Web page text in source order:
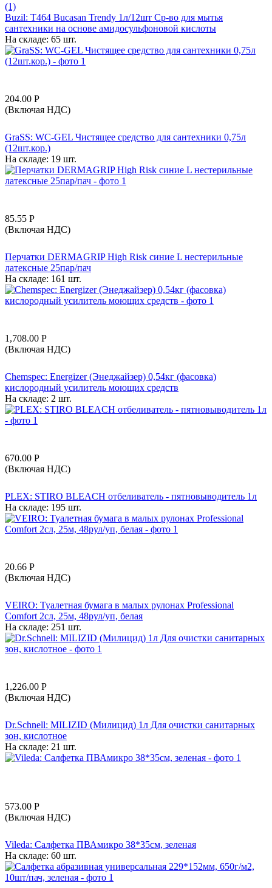
(1)
Buzil: T464 Bucasan Trendy 1л/12шт Ср-во для мытья
сантехники на основе амидосульфоновой кислоты
На складе: 65 шт.
204.00 Р
(Включая НДС)
GraSS: WC-GEL Чистящее средство для сантехники 0,75л
(12шт.кор.)
На складе: 19 шт.
85.55 Р
(Включая НДС)
Перчатки DERMAGRIP High Risk синие L нестерильные
латексные 25пар/пач
На складе: 161 шт.
1,708.00 Р
(Включая НДС)
Chemspec: Energizer (Энеджайзер) 0,54кг (фасовка)
кислородный усилитель моющих средств
На складе: 2 шт.
670.00 Р
(Включая НДС)
PLEX: STIRO BLEACH отбеливатель - пятновыводитель 1л
На складе: 195 шт.
20.66 Р
(Включая НДС)
VEIRO: Туалетная бумага в малых рулонах Professional
Comfort 2сл, 25м, 48рул/уп, белая
На складе: 251 шт.
1,226.00 Р
(Включая НДС)
Dr.Schnell: MILIZID (Милицид) 1л Для очистки санитарных
зон, кислотное
На складе: 21 шт.
573.00 Р
(Включая НДС)
Vileda: Салфетка ПВАмикро 38*35см, зеленая
На складе: 60 шт.